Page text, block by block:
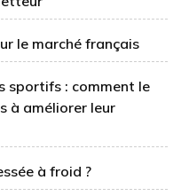
le marché français
sportifs : comment le
à améliorer leur
à froid ?